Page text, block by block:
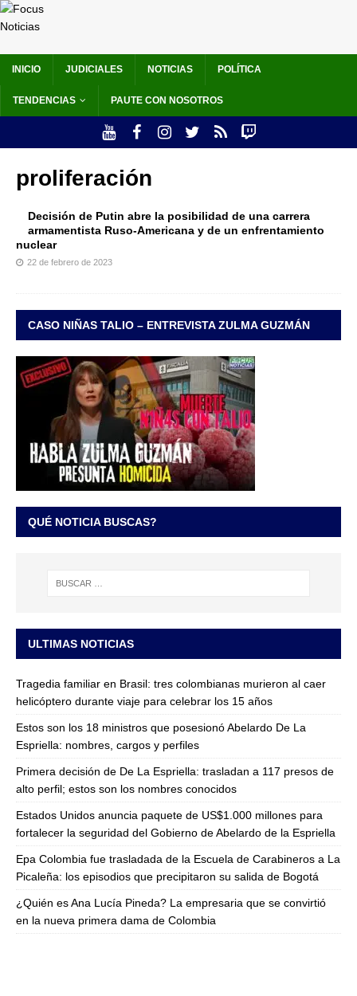
INICIO JUDICIALES NOTICIAS POLÍTICA
TENDENCIAS PAUTE CON NOSOTROS
proliferación
Decisión de Putin abre la posibilidad de una carrera
armamentista Ruso-Americana y de un enfrentamiento
nuclear
22 de febrero de 2023
CASO NIÑAS TALIO – ENTREVISTA ZULMA GUZMÁN
QUÉ NOTICIA BUSCAS?
ULTIMAS NOTICIAS
Tragedia familiar en Brasil: tres colombianas murieron al caer
helicóptero durante viaje para celebrar los 15 años
Estos son los 18 ministros que posesionó Abelardo De La
Espriella: nombres, cargos y perfiles
Primera decisión de De La Espriella: trasladan a 117 presos de
alto perfil; estos son los nombres conocidos
Estados Unidos anuncia paquete de US$1.000 millones para
fortalecer la seguridad del Gobierno de Abelardo de la Espriella
Epa Colombia fue trasladada de la Escuela de Carabineros a La
Picaleña: los episodios que precipitaron su salida de Bogotá
¿Quién es Ana Lucía Pineda? La empresaria que se convirtió
en la nueva primera dama de Colombia